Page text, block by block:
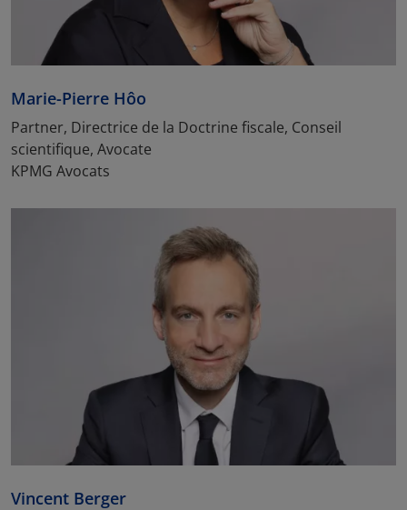
Marie-Pierre Hôo
Partner, Directrice de la Doctrine fiscale, Conseil
scientifique, Avocate
KPMG Avocats
Vincent Berger